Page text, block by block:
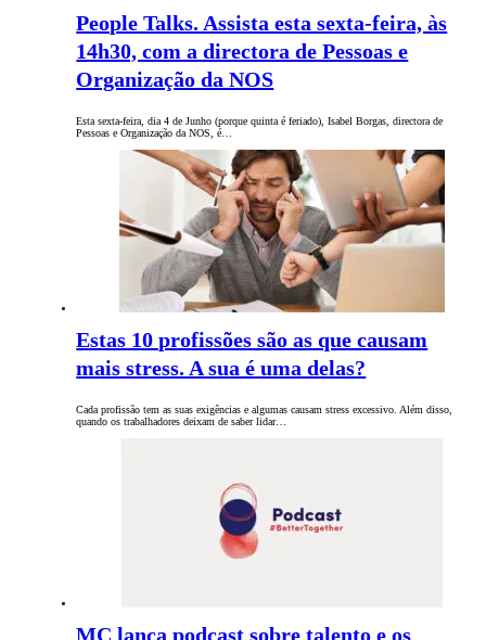
People Talks. Assista esta sexta-feira, às
14h30, com a directora de Pessoas e
Organização da NOS
Esta sexta-feira, dia 4 de Junho (porque quinta é feriado), Isabel Borgas, directora de
Pessoas e Organização da NOS, é…
Estas 10 profissões são as que causam
mais stress. A sua é uma delas?
Cada profissão tem as suas exigências e algumas causam stress excessivo. Além disso,
quando os trabalhadores deixam de saber lidar…
MC lança podcast sobre talento e os